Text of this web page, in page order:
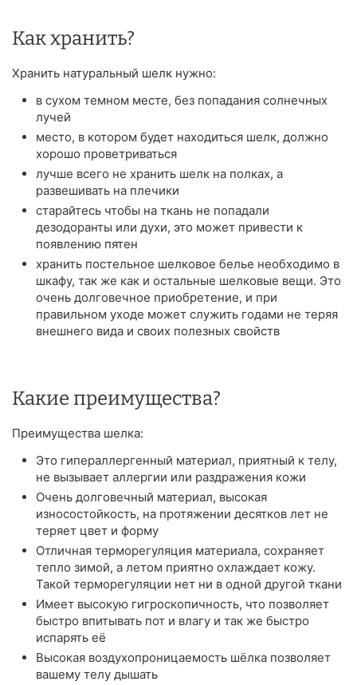
Как хранить?
Хранить натуральный шелк нужно:
в сухом темном месте, без попадания солнечных
лучей
место, в котором будет находиться шелк, должно
хорошо проветриваться
лучше всего не хранить шелк на полках, а
развешивать на плечики
старайтесь чтобы на ткань не попадали
дезодоранты или духи, это может привести к
появлению пятен
хранить постельное шелковое белье необходимо в
шкафу, так же как и остальные шелковые вещи. Это
очень долговечное приобретение, и при
правильном уходе может служить годами не теряя
внешнего вида и своих полезных свойств
Какие преимущества?
Преимущества шелка:
Это гипераллергенный материал, приятный к телу,
не вызывает аллергии или раздражения кожи
Очень долговечный материал, высокая
износостойкость, на протяжении десятков лет не
теряет цвет и форму
Отличная терморегуляция материала, сохраняет
тепло зимой, а летом приятно охлаждает кожу.
Такой терморегуляции нет ни в одной другой ткани
Имеет высокую гигроскопичность, что позволяет
быстро впитывать пот и влагу и так же быстро
испарять её
Высокая воздухопроницаемость шёлка позволяет
вашему телу дышать